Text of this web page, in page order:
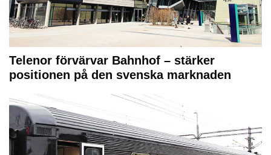
Telenor förvärvar Bahnhof – stärker
positionen på den svenska marknaden